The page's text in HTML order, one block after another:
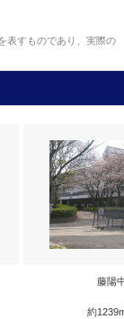
表すものであり、実際の
藤陽
約